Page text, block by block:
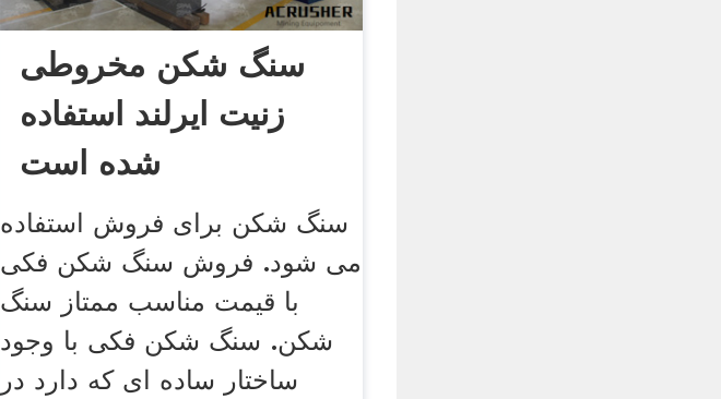
سنگ شکن مخروطی
زنیت ایرلند استفاده
شده است
سنگ شکن برای فروش استفاده
می شود. فروش سنگ شکن فکی
با قیمت مناسب ممتاز سنگ
شکن. سنگ شکن فکی با وجود
ساختار ساده ای که دارد در